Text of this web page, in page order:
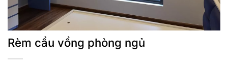
Rèm cầu vồng phòng ngủ